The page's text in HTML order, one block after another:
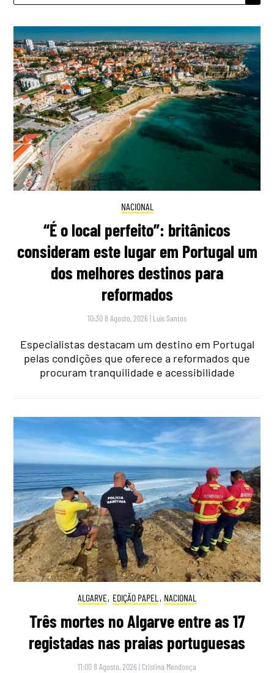
NACIONAL
“É o local perfeito”: britânicos
consideram este lugar em Portugal um
dos melhores destinos para
reformados
10:30 8 Agosto, 2026 | Luís Santos
Especialistas destacam um destino em Portugal
pelas condições que oferece a reformados que
procuram tranquilidade e acessibilidade
ALGARVE, EDIÇÃO PAPEL , NACIONAL
Três mortes no Algarve entre as 17
registadas nas praias portuguesas
11:00 8 Agosto, 2026 | Cristina Mendonça